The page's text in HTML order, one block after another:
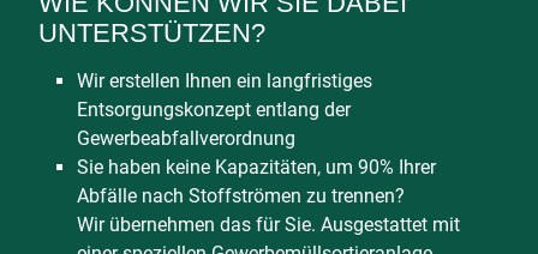
UNTERSTÜTZEN?
Wir erstellen Ihnen ein langfristiges
Entsorgungskonzept entlang der
Gewerbeabfallverordnung
Sie haben keine Kapazitäten, um 90% Ihrer
Abfälle nach Stoffströmen zu trennen?
Wir übernehmen das für Sie. Ausgestattet mit